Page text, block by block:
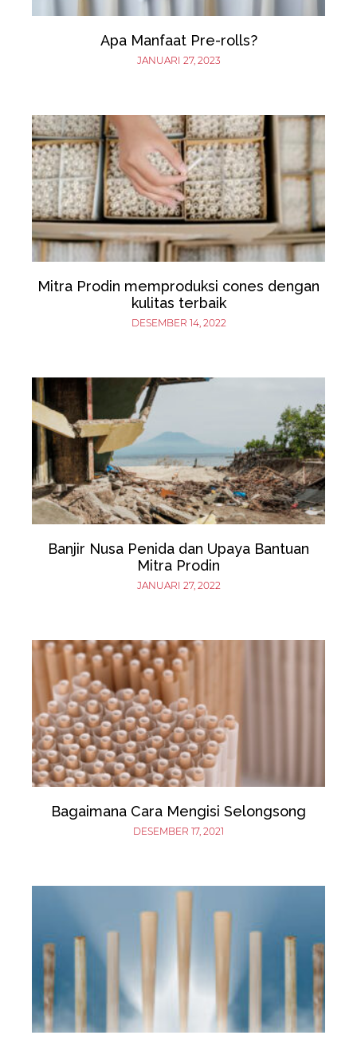
Apa Manfaat Pre-rolls?
JANUARI 27, 2023
Mitra Prodin memproduksi cones dengan
kulitas terbaik
DESEMBER 14, 2022
Banjir Nusa Penida dan Upaya Bantuan
Mitra Prodin
JANUARI 27, 2022
Bagaimana Cara Mengisi Selongsong
DESEMBER 17, 2021